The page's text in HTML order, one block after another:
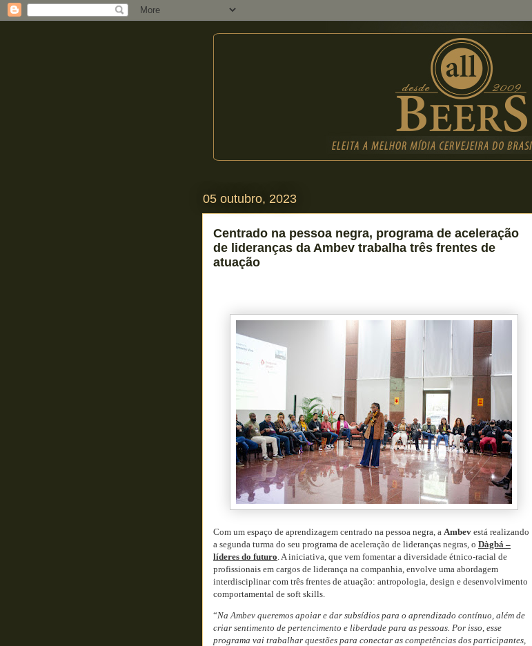
05 outubro, 2023
Centrado na pessoa negra, programa de aceleração
de lideranças da Ambev trabalha três frentes de
atuação
Com um espaço de aprendizagem centrado na pessoa negra, a Ambev está realizando
a segunda turma do seu programa de aceleração de lideranças negras, o Dàgbá –
líderes do futuro. A iniciativa, que vem fomentar a diversidade étnico-racial de
profissionais em cargos de liderança na companhia, envolve uma abordagem
interdisciplinar com três frentes de atuação: antropologia, design e desenvolvimento
comportamental de soft skills.
“Na Ambev queremos apoiar e dar subsídios para o aprendizado contínuo, além de
criar sentimento de pertencimento e liberdade para as pessoas. Por isso, esse
programa vai trabalhar questões para conectar as competências dos participantes,